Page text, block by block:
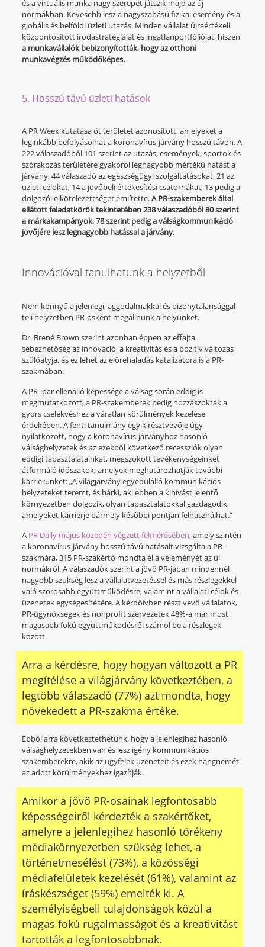
és a virtuális munka nagy szerepet játszik majd az új
normákban. Kevesebb lesz a nagyszabású fizikai esemény és a
globális és belföldi üzleti utazás. Minden vállalat újraértékeli
központosított irodastratégiáját és ingatlanportfólióját, hiszen
a munkavállalók bebizonyították, hogy az otthoni
munkavégzés működőképes.
5. Hosszú távú üzleti hatások
A PR Week kutatása öt területet azonosított, amelyeket a
leginkább befolyásolhat a koronavírus-járvány hosszú távon. A
222 válaszadóból 101 szerint az utazás, események, sportok és
szórakozás területére gyakorol legnagyobb mértékű hatást a
járvány, 44 válaszadó az egészségügyi szolgáltatásokat, 21 az
üzleti célokat, 14 a jövőbeli értékesítési csatornákat, 13 pedig a
dolgozói elkötelezettséget említette.A PR-szakemberek által
ellátott feladatkörök tekintetében 238 válaszadóból 80 szerint
a márkakampányok, 78 szerint pedig a válságkommunikáció
jövőjére lesz legnagyobb hatással a járvány.
Innovációval tanulhatunk a helyzetből
Nem könnyű a jelenlegi, aggodalmakkal és bizonytalansággal
teli helyzetben PR-osként megállnunk a helyünket.
Dr. Brené Brown szerint azonban éppen az effajta
sebezhetőség az innováció, a kreativitás és a pozitív változás
szülőatyja, és ez lehet az előrehaladás katalizátora is a PR-
szakmában.
A PR-ipar ellenálló képessége a válság során eddig is
megmutatkozott, a PR-szakemberek pedig hozzászoktak a
gyors cselekvéshez a váratlan körülmények kezelése
érdekében. A fenti tanulmány egyik résztvevője úgy
nyilatkozott, hogy a koronavírus-járványhoz hasonló
válsághelyzetek és az ezekből következő recessziók olyan
eddigi tapasztalatainkat, megszokott tevékenységeinket
átformáló időszakok, amelyek meghatározhatják további
karrierünket: „A világjárvány egyedülálló kommunikációs
helyzeteket teremt, és bárki, aki ebben a kihívást jelentő
környezetben dolgozik, olyan tapasztalatokkal gazdagodik,
amelyeket karrierje bármely későbbi pontján felhasználhat.”
A PR Daily május közepén végzett felmérésében, amely szintén
a koronavírus-járvány hosszú távú hatásait vizsgálta a PR-
szakmára, 315 PR-szakértő mondta el a véleményét az új
normákról. A válaszadók szerint a jövő PR-jában mindennél
nagyobb szükség lesz a vállalatvezetéssel és más részlegekkel
való szorosabb együttműködésre, valamint a vállalati célok és
üzenetek egységesítésére. A kérdőívben részt vevő vállalatok,
PR-ügynökségek és nonprofit szervezetek 48%-a már most
magasabb fokú együttműködésről számol be a részlegek
között.
Arra a kérdésre, hogy hogyan változott a PR
megítélése a világjárvány következtében, a
legtöbb válaszadó (77%) azt mondta, hogy
növekedett a PR-szakma értéke.
Ebből arra következtethetünk, hogy a jelenlegihez hasonló
válsághelyzetekben van és lesz igény kommunikációs
szakemberekre, akik az ügyfelek üzeneteit és ezek hangnemét
az adott körülményekhez igazítják.
Amikor a jövő PR-osainak legfontosabb
képességeiről kérdezték a szakértőket,
amelyre a jelenlegihez hasonló törékeny
médiakörnyezetben szükség lehet, a
történetmesélést (73%), a közösségi
médiafelületek kezelését (61%), valamint az
íráskészséget (59%) emelték ki. A
személyiségbeli tulajdonságok közül a
magas fokú rugalmasságot és a kreativitást
tartották a legfontosabbnak.